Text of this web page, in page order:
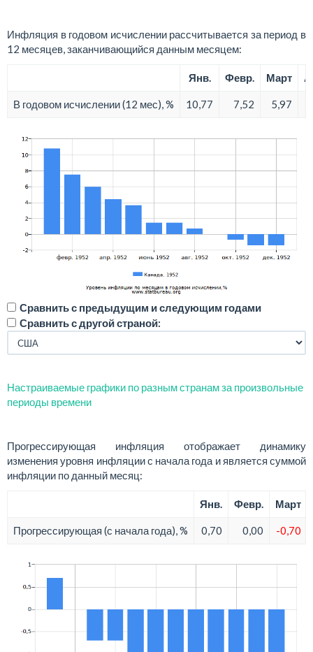
Инфляция в годовом исчислении рассчитывается за период в
12 месяцев, заканчивающийся данным месяцем:
Янв. Февр. Март
В годовом исчислении (12 мес), % 10,77 7,52 5,97
Сравнить с предыдущим и следующим годами
Сравнить с другой страной:
Настраиваемые графики по разным странам за произвольные
периоды времени
Прогрессирующая инфляция отображает динамику
изменения уровня инфляции с начала года и является суммой
инфляции по данный месяц:
Янв. Февр. Март
Прогрессирующая (с начала года), % 0,70 0,00 -0,70